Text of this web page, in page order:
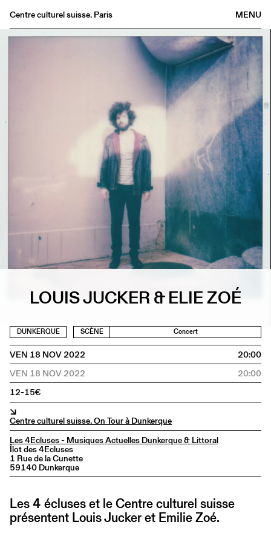
MENU
Centre culturel suisse. Paris
Agenda
LOUIS JUCKER & ELIE ZOÉ
DUNKERQUE SCÈNE Concert
VEN 18 NOV 2022
20:00
VEN 18 NOV 2022
20:00
12-15€
↘
Centre culturel suisse. On Tour à Dunkerque
Les 4Ecluses - Musiques Actuelles Dunkerque & Littoral
Îlot des 4Ecluses
1 Rue de la Cunette
59140 Dunkerque
Les 4 écluses et le Centre culturel suisse
présentent Louis Jucker et Emilie Zoé.